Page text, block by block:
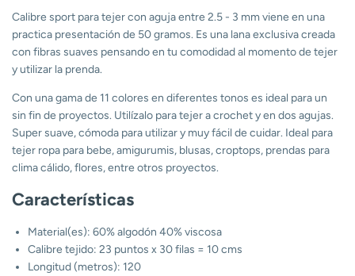
Calibre sport para tejer con aguja entre 2.5 - 3 mm viene en una
practica presentación de 50 gramos. Es una lana exclusiva creada
con fibras suaves pensando en tu comodidad al momento de tejer
y utilizar la prenda.
Con una gama de 11 colores en diferentes tonos es ideal para un
sin fin de proyectos. Utilízalo para tejer a crochet y en dos agujas.
Super suave, cómoda para utilizar y muy fácil de cuidar. Ideal para
tejer ropa para bebe, amigurumis, blusas, croptops, prendas para
clima cálido, flores, entre otros proyectos.
Características
Material(es): 60% algodón 40% viscosa
Calibre tejido: 23 puntos x 30 filas = 10 cms
Longitud (metros): 120